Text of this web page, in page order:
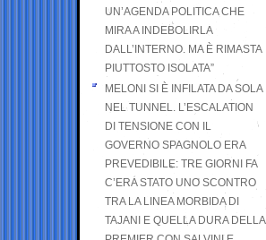
UN’AGENDA POLITICA CHE
MIRA A INDEBOLIRLA
DALL’INTERNO. MA È RIMASTA
PIUTTOSTO ISOLATA”
MELONI SI È INFILATA DA SOLA
NEL TUNNEL. L’ESCALATION
DI TENSIONE CON IL
GOVERNO SPAGNOLO ERA
PREVEDIBILE: TRE GIORNI FA
C’ERA STATO UNO SCONTRO
TRA LA LINEA MORBIDA DI
TAJANI E QUELLA DURA DELLA